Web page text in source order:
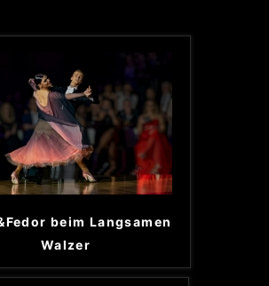
beim Langsamen
Walzer